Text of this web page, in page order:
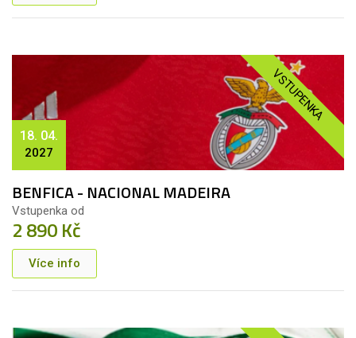
VSTUPENKA
18. 04.
2027
BENFICA - NACIONAL MADEIRA
Vstupenka od
2 890 Kč
Více info